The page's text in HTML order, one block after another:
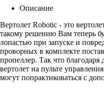
Описание
Вертолет Robotic - это
такому решению Вам теперь
лопастью при запуске и
проворных в комплекте
пропеллер. Так что благодаря
вертолет на пульте
могут попрактиковаться с